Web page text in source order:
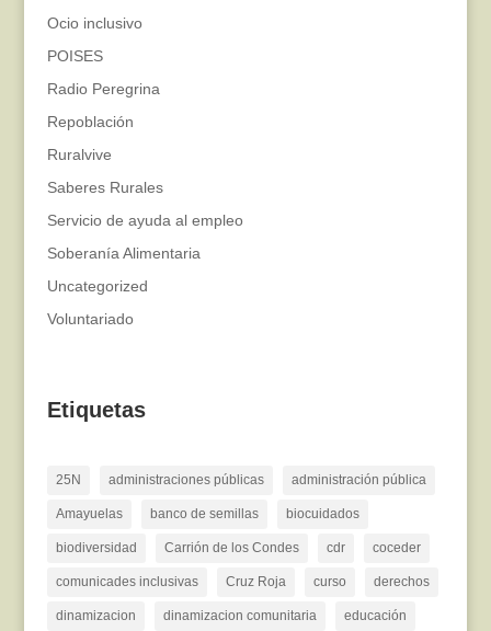
Ocio inclusivo
POISES
Radio Peregrina
Repoblación
Ruralvive
Saberes Rurales
Servicio de ayuda al empleo
Soberanía Alimentaria
Uncategorized
Voluntariado
Etiquetas
25N administraciones públicas administración pública
Amayuelas banco de semillas biocuidados
biodiversidad Carrión de los Condes cdr coceder
comunicades inclusivas Cruz Roja curso derechos
dinamizacion dinamizacion comunitaria educación